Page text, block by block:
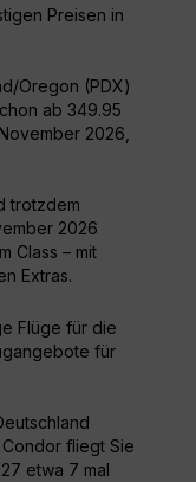
Preisen in
Oregon (PDX)
ab 349.95
2026,
trotzdem
2026
Class – mit
Extras.
Flüge für die
für
fliegt Sie
etwa 7 mal